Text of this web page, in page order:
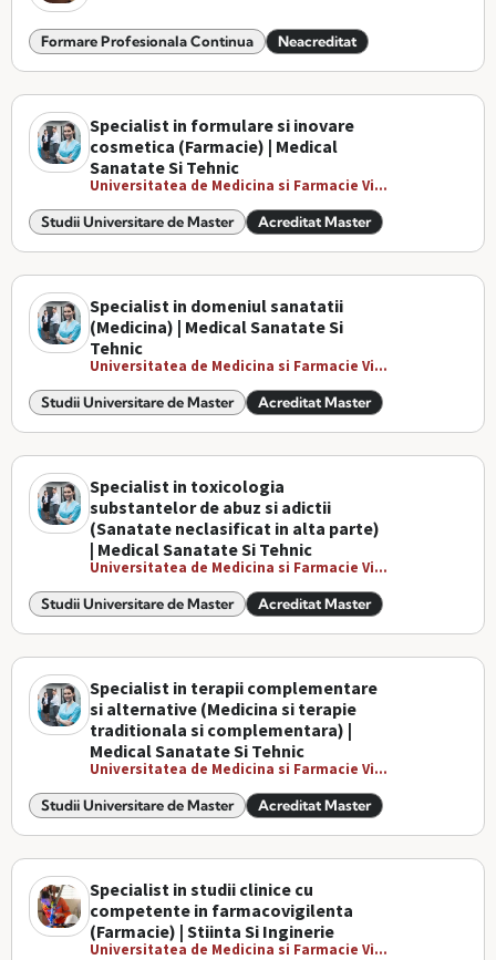
Formare Profesionala Continua Neacreditat
Specialist in formulare si inovare
cosmetica (Farmacie) | Medical
Sanatate Si Tehnic
Universitatea de Medicina si Farmacie Vi...
Studii Universitare de Master Acreditat Master
Specialist in domeniul sanatatii
(Medicina) | Medical Sanatate Si
Tehnic
Universitatea de Medicina si Farmacie Vi...
Studii Universitare de Master Acreditat Master
Specialist in toxicologia
substantelor de abuz si adictii
(Sanatate neclasificat in alta parte)
| Medical Sanatate Si Tehnic
Universitatea de Medicina si Farmacie Vi...
Studii Universitare de Master Acreditat Master
Specialist in terapii complementare
si alternative (Medicina si terapie
traditionala si complementara) |
Medical Sanatate Si Tehnic
Universitatea de Medicina si Farmacie Vi...
Studii Universitare de Master Acreditat Master
Specialist in studii clinice cu
competente in farmacovigilenta
(Farmacie) | Stiinta Si Inginerie
Universitatea de Medicina si Farmacie Vi...